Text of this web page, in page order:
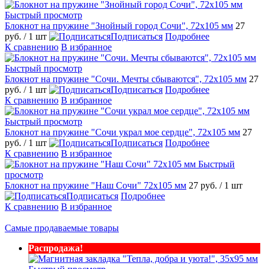
Быстрый просмотр
Блокнот на пружине "Знойный город Сочи", 72х105 мм 27
руб. / 1 шт Подписаться Подробнее
К сравнению В избранное
Быстрый просмотр
Блокнот на пружине "Сочи. Мечты сбываются", 72х105 мм 27
руб. / 1 шт Подписаться Подробнее
К сравнению В избранное
Быстрый просмотр
Блокнот на пружине "Сочи украл мое сердце", 72х105 мм 27
руб. / 1 шт Подписаться Подробнее
К сравнению В избранное
Быстрый
просмотр
Блокнот на пружине "Наш Сочи" 72х105 мм 27 руб. / 1 шт
Подписаться Подробнее
К сравнению В избранное
Самые продаваемые товары
Распродажа!